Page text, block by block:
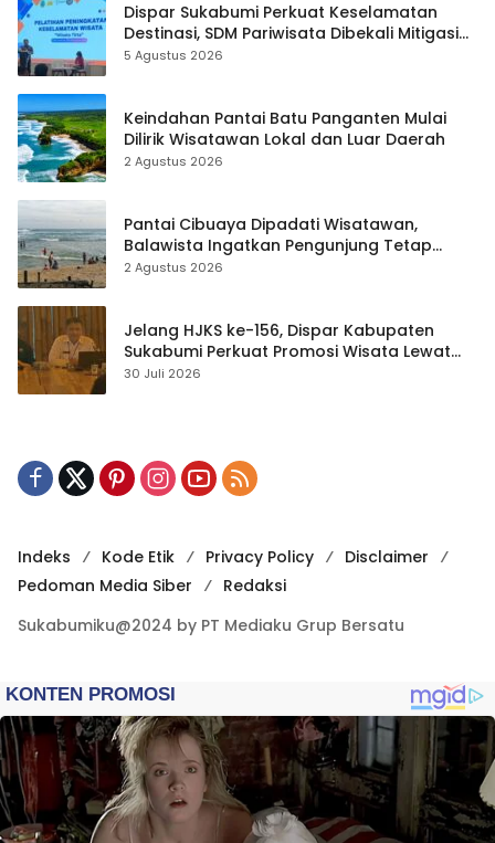
Dispar Sukabumi Perkuat Keselamatan
Destinasi, SDM Pariwisata Dibekali Mitigasi
hingga Teknik Evakuasi
5 Agustus 2026
Keindahan Pantai Batu Panganten Mulai
Dilirik Wisatawan Lokal dan Luar Daerah
2 Agustus 2026
Pantai Cibuaya Dipadati Wisatawan,
Balawista Ingatkan Pengunjung Tetap
Waspada
2 Agustus 2026
Jelang HJKS ke-156, Dispar Kabupaten
Sukabumi Perkuat Promosi Wisata Lewat
Publikasi Digital
30 Juli 2026
Indeks Kode Etik Privacy Policy
Disclaimer
Pedoman Media Siber
Redaksi
Sukabumiku@2024 by PT Mediaku Grup Bersatu